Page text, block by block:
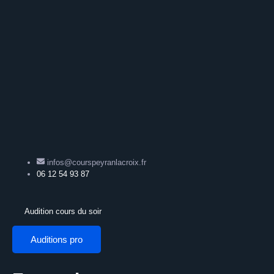
infos@courspeyranlacroix.fr
06 12 54 93 87
Audition cours du soir
Auditions pro